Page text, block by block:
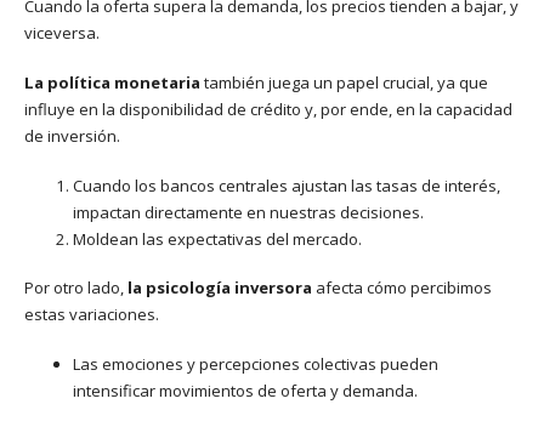
Cuando la oferta supera la demanda, los precios tienden a bajar, y
viceversa.
La política monetaria también juega un papel crucial, ya que
influye en la disponibilidad de crédito y, por ende, en la capacidad
de inversión.
Cuando los bancos centrales ajustan las tasas de interés,
impactan directamente en nuestras decisiones.
Moldean las expectativas del mercado.
Por otro lado, la psicología inversora afecta cómo percibimos
estas variaciones.
Las emociones y percepciones colectivas pueden
intensificar movimientos de oferta y demanda.